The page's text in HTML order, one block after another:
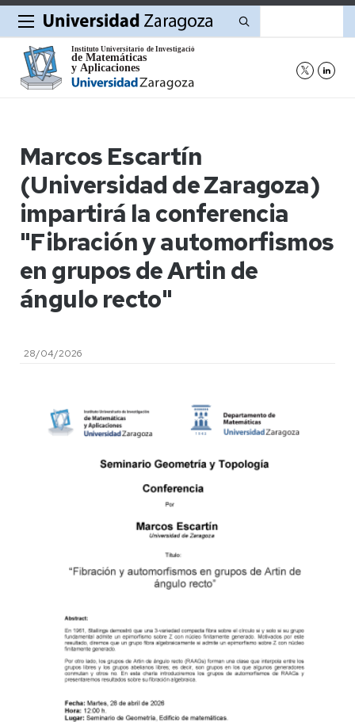
Marcos Escartín
(Universidad de Zaragoza)
impartirá la conferencia
"Fibración y automorfismos
en grupos de Artin de
ángulo recto"
28/04/2026